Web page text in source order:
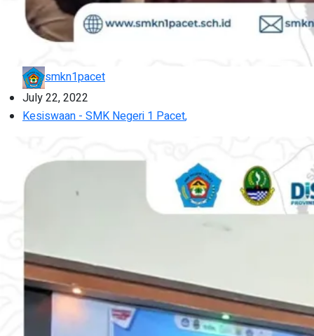
smkn1pacet
July 22, 2022
Kesiswaan - SMK Negeri 1 Pacet,